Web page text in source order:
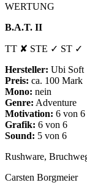
WERTUNG
B.A.T. II
TT ✘ STE ✓ ST ✓
Hersteller: Ubi Soft
Preis: ca. 100 Mark
Mono: nein
Genre: Adventure
Motivation: 6 von 6
Grafik: 6 von 6
Sound: 5 von 6
Rushware,
Carsten Borgmeier